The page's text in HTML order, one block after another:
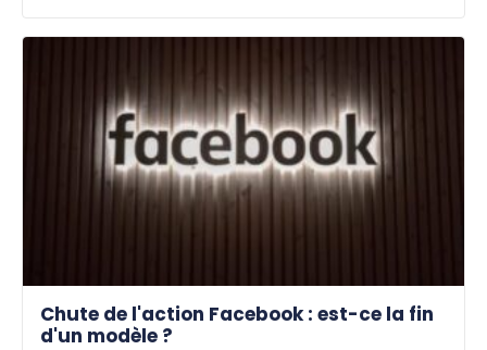
Chute de l'action Facebook : est-ce la fin
d'un modèle ?